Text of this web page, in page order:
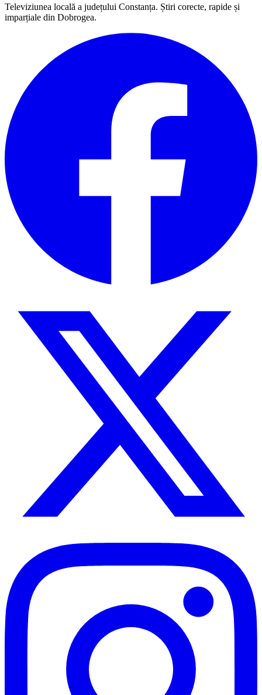
Televiziunea locală a județului Constanța. Știri corecte, rapide și
imparțiale din Dobrogea.